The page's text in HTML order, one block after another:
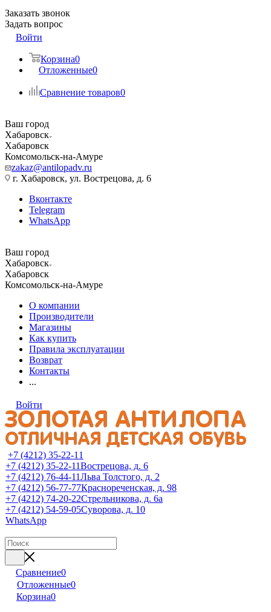
Заказать звонок
Задать вопрос
Войти
Корзина0
Отложенные0
Сравнение товаров0
Ваш город
Хабаровск
Хабаровск
Комсомольск-на-Амуре
zakaz@antilopadv.ru
г. Хабаровск, ул. Вострецова, д. 6
Вконтакте
Telegram
WhatsApp
Ваш город
Хабаровск
Хабаровск
Комсомольск-на-Амуре
О компании
Производители
Магазины
Как купить
Правила эксплуатации
Возврат
Контакты
...
Войти
+7 (4212) 35-22-11
+7 (4212) 35-22-11Вострецова, д. 6
+7 (4212) 76-44-11Льва Толстого, д. 2
+7 (4212) 56-77-77Краснореченская, д. 98
+7 (4212) 74-20-22Стрельникова, д. 6а
+7 (4212) 54-59-05Суворова, д. 10
WhatsApp
Сравнение0
Отложенные0
Корзина0